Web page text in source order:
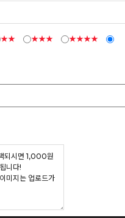
★★ ★★★
★★★★